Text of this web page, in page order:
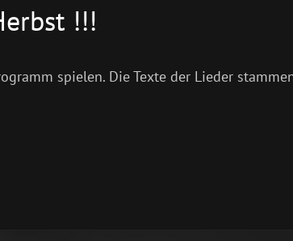
!!!
spielen. Die Texte der Lieder